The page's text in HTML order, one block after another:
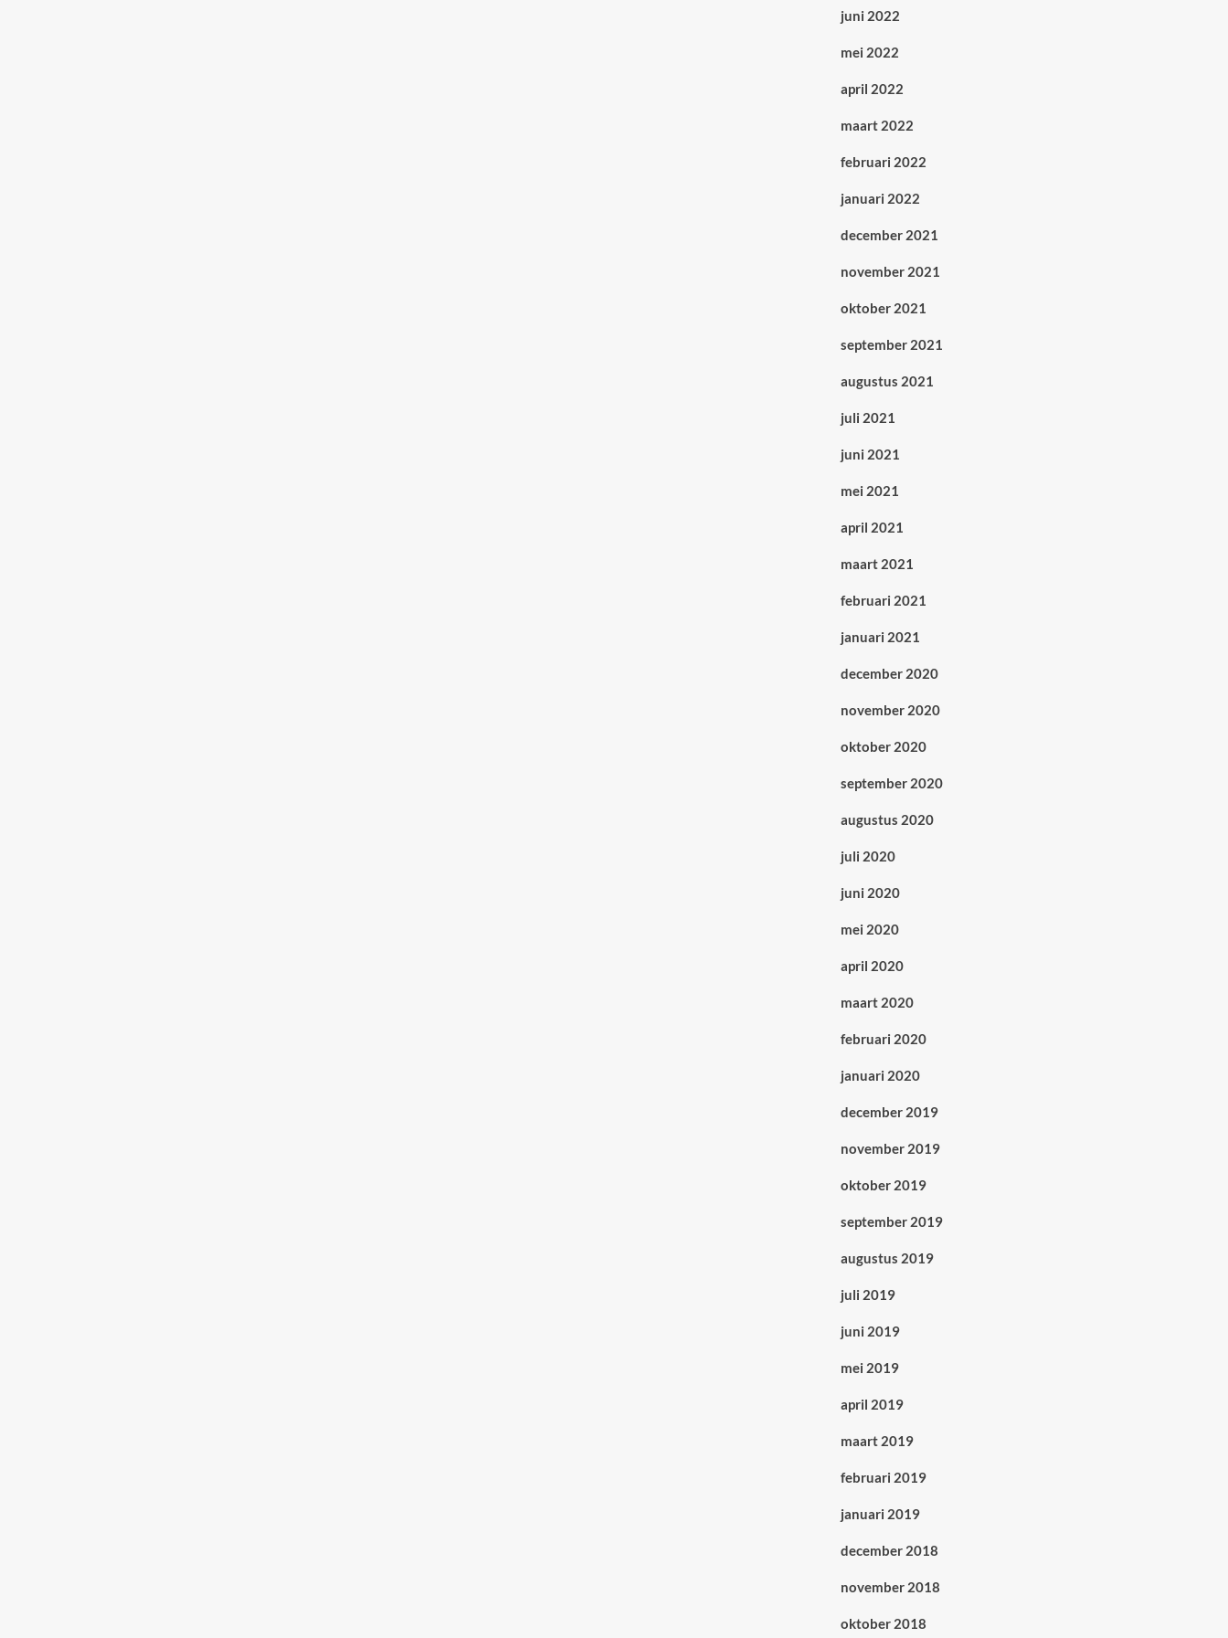
juni 2022
mei 2022
april 2022
maart 2022
februari 2022
januari 2022
december 2021
november 2021
oktober 2021
september 2021
augustus 2021
juli 2021
juni 2021
mei 2021
april 2021
maart 2021
februari 2021
januari 2021
december 2020
november 2020
oktober 2020
september 2020
augustus 2020
juli 2020
juni 2020
mei 2020
april 2020
maart 2020
februari 2020
januari 2020
december 2019
november 2019
oktober 2019
september 2019
augustus 2019
juli 2019
juni 2019
mei 2019
april 2019
maart 2019
februari 2019
januari 2019
december 2018
november 2018
oktober 2018